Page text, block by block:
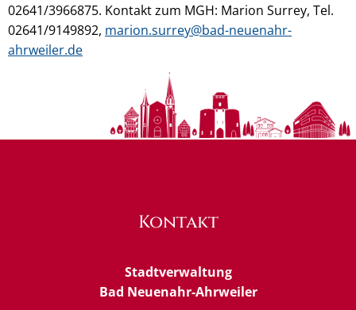
02641/3966875. Kontakt zum MGH: Marion Surrey, Tel.
02641/9149892, marion.surrey@bad-neuenahr-
ahrweiler.de
Kontakt
Stadtverwaltung
Bad Neuenahr-Ahrweiler